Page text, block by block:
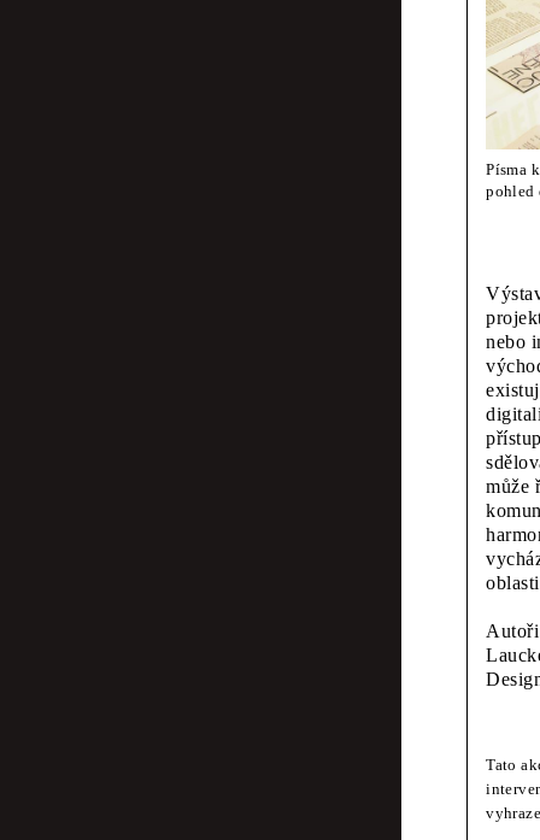
Písma
pohled
nebo
může
oblasti
Tato
Lotte van de
Pauline
Fraser
Émilie
čísel